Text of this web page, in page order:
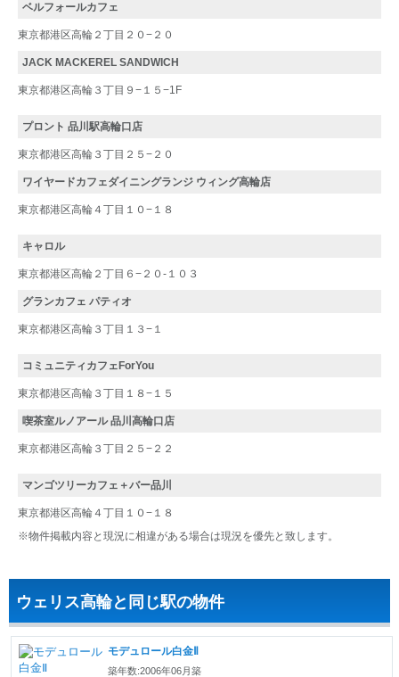
ベルフォールカフェ
東京都港区高輪２丁目２０−２０
JACK MACKEREL SANDWICH
東京都港区高輪３丁目９−１５−1F
プロント 品川駅高輪口店
東京都港区高輪３丁目２５−２０
ワイヤードカフェダイニングランジ ウィング高輪店
東京都港区高輪４丁目１０−１８
キャロル
東京都港区高輪２丁目６−２０-１０３
グランカフェ パティオ
東京都港区高輪３丁目１３−１
コミュニティカフェForYou
東京都港区高輪３丁目１８−１５
喫茶室ルノアール 品川高輪口店
東京都港区高輪３丁目２５−２２
マンゴツリーカフェ＋バー品川
東京都港区高輪４丁目１０−１８
※物件掲載内容と現況に相違がある場合は現況を優先と致します。
ウェリス高輪と同じ駅の物件
モデュロール白金Ⅱ
築年数:2006年06月築